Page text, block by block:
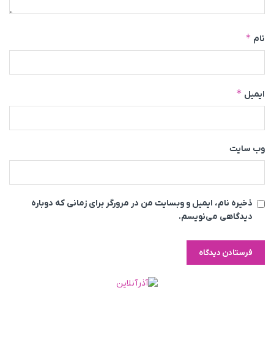
نام *
ایمیل *
وب‌ سایت
ذخیره نام، ایمیل و وبسایت من در مرورگر برای زمانی که دوباره
دیدگاهی می‌نویسم.